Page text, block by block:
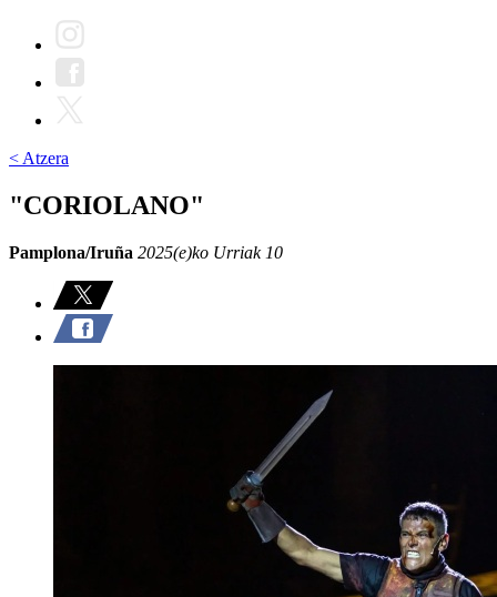
< Atzera
"CORIOLANO"
Pamplona/Iruña 2025(e)ko Urriak 10